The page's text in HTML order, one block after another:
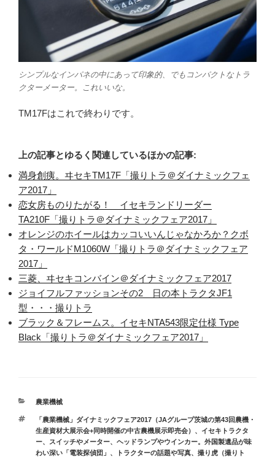
シンプルなインパネの中にあって印象的、でもコンパクトなトラ
クターメーター。これいいな。
TM17Fはこれで終わりです。
上の記事とゆるく関連しているほかの記事:
満身創痍。ヰセキTM17F「撮りトラ＠ダイナミックフェ
ア2017」
恋女房ものりたがる！ イセキランドリーダー
TA210F「撮りトラ＠ダイナミックフェア2017」
オレンジのホイールはカッコいいんじゃなかろか？クボ
タ・ワールドM1060W「撮りトラ＠ダイナミックフェア
2017」
三菱、ヰセキコンバイン＠ダイナミックフェア2017
ジョイフルファッションその2 日の本トラクタJF1
型・・・撮りトラ
ブラック＆フレームス。イセキNTA543限定仕様 Type
Black「撮りトラ＠ダイナミックフェア2017」
カ
リ
農業機械
タ
グ
「農業機械」ダイナミックフェア2017（JAグループ茨城の第43回農機・
生産資材大展示会+同時開催の中古農機展示即売会） 、
イセキトラクタ
ー、
スイッチやメーター、ヘッドランプやウインカー。外国製遺品が味
わい深い「電装探偵団」 、 トラクターの話題や写真、 撮り虎（撮りト